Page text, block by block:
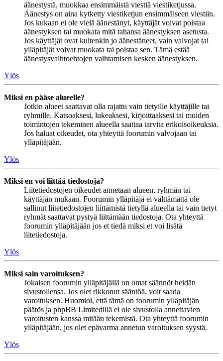
äänestystä, muokkaa ensimmäistä viestiä viestiketjussa.
Äänestys on aina kytketty viestiketjun ensimmäiseen viestiin.
Jos kukaan ei ole vielä äänestänyt, käyttäjät voivat poistaa
äänestyksen tai muokata mitä tahansa äänestyksen asetusta.
Jos käyttäjät ovat kuitenkin jo äänestäneet, vain valvojat tai
ylläpitäjät voivat muokata tai poistaa sen. Tämä estää
äänestysvaihtoehtojen vaihtamisen kesken äänestyksen.
Ylös
Miksi en pääse alueelle?
Jotkin alueet saattavat olla rajattu vain tietyille käyttäjille tai
ryhmille. Katsoaksesi, lukeaksesi, kirjoittaaksesi tai muiden
toimintojen tekeminen alueella saattaa tarvita erikoisoikeuksia.
Jos haluat oikeudet, ota yhteyttä foorumin valvojaan tai
ylläpitäjään.
Ylös
Miksi en voi liittää tiedostoja?
Liitetiedostojen oikeudet annetaan alueen, ryhmän tai
käyttäjän mukaan. Foorumin ylläpitäjä ei välttämättä ole
sallinut liitetiedostojen liittämistä tietyllä alueella tai vain tietyt
ryhmät saattavat pystyä liittämään tiedostoja. Ota yhteyttä
foorumin ylläpitäjään jos et tiedä miksi et voi lisätä
liitetiedostoja.
Ylös
Miksi sain varoituksen?
Jokaisen foorumin ylläpitäjällä on omat säännöt heidän
sivustollensa. Jos olet rikkonut sääntöä, voit saada
varoituksen. Huomioi, että tämä on foorumin ylläpitäjän
päätös ja phpBB Limitedillä ei ole sivustolla annettavien
varoitusten kanssa mitään tekemistä. Ota yhteyttä foorumin
ylläpitäjään, jos olet epävarma annetun varoituksen syystä.
Ylös